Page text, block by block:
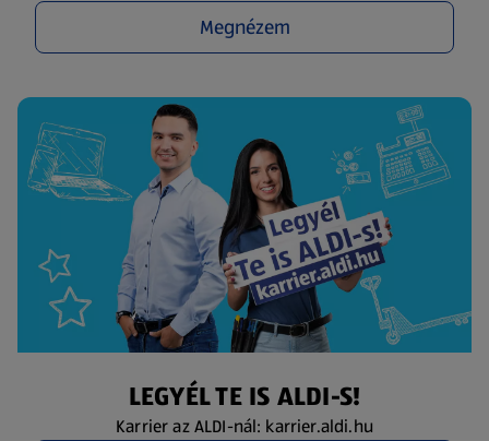
Megnézem
LEGYÉL TE IS ALDI-S!
Karrier az ALDI-nál: karrier.aldi.hu